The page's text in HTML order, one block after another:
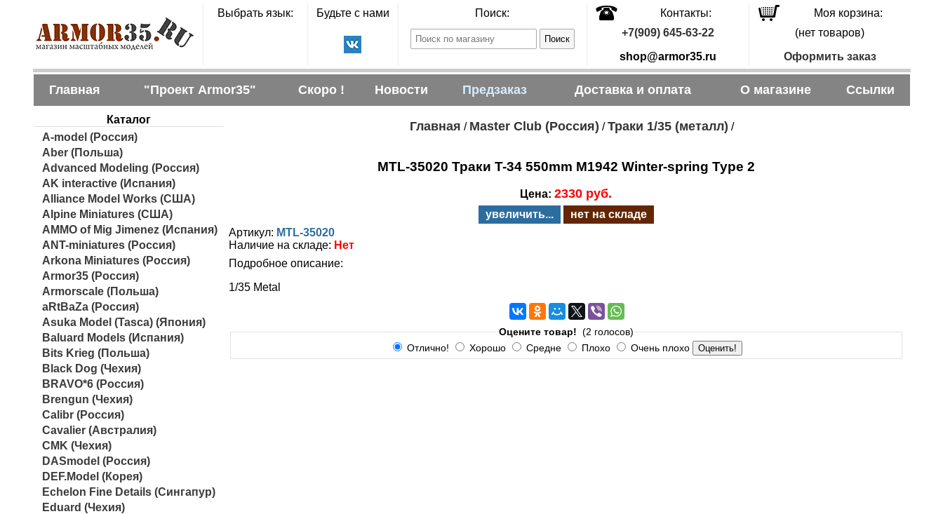
Выбрать язык: Будьте с нами Поиск: Контакты:
Моя корзина:
+7(909) 645-63-22
shop@armor35.ru
(нет товаров)
Оформить заказ
Главная "Проект Armor35" Скоро ! Новости Предзаказ Доставка и оплата О магазине Ссылки
Каталог
A-model (Россия)
Aber (Польша)
Advanced Modeling (Россия)
AK interactive (Испания)
Alliance Model Works (США)
Alpine Miniatures (США)
AMMO of Mig Jimenez (Испания)
ANT-miniatures (Россия)
Arkona Miniatures (Россия)
Armor35 (Россия)
Armorscale (Польша)
aRtBaZa (Россия)
Asuka Model (Tasca) (Япония)
Baluard Models (Испания)
Bits Krieg (Польша)
Black Dog (Чехия)
BRAVO*6 (Россия)
Brengun (Чехия)
Calibr (Россия)
Cavalier (Австралия)
CMK (Чехия)
DASmodel (Россия)
DEF.Model (Корея)
Echelon Fine Details (Сингапур)
Eduard (Чехия)
Главная / Master Club (Россия) /Траки 1/35 (металл) /
MTL-35020 Траки T-34 550mm M1942 Winter-spring Type 2
Цена: 2330 руб.
увеличить...
нет на складе
Артикул: MTL-35020
Наличие на складе: Нет
Подробное описание:
1/35 Metal
Оцените товар! (2 голосов)
Отлично!
Хорошо Средне Плохо Очень плохо